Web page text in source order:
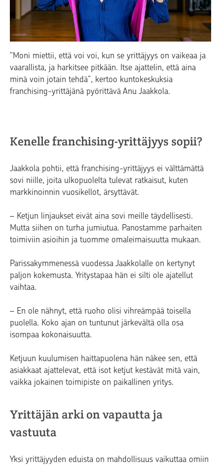
“Moni miettii, että voi voi, kun se yrittäjyys on vaikeaa ja
vaarallista, ja harkitsee pitkään. Itse ajattelin, että aina
minä voin jotain tehdä”, kertoo kuntokeskuksia
franchising-yrittäjänä pyörittävä Anu Jaakkola.
Kenelle franchising-yrittäjyys sopii?
Jaakkola pohtii, että franchising-yrittäjyys ei välttämättä
sovi niille, joita ulkopuolelta tulevat ratkaisut, kuten
markkinoinnin vuosikellot, ärsyttävät.
– Ketjun linjaukset eivät aina sovi meille täydellisesti.
Mutta siihen on turha jumiutua. Panostamme parhaiten
toimiviin asioihin ja tuomme omaleimaisuutta mukaan.
Parissakymmenessä vuodessa Jaakkolalle on kertynyt
paljon kokemusta. Yritystapaa hän ei silti ole ajatellut
vaihtaa.
– En ole nähnyt, että ruoho olisi vihreämpää toisella
puolella. Koko ajan on tuntunut järkevältä olla osa
isompaa kokonaisuutta.
Ketjuun kuulumisen haittapuolena hän näkee sen, että
asiakkaat ajattelevat, että isot ketjut kestävät mitä vain,
vaikka jokainen toimipiste on paikallinen yritys.
Yrittäjän arki on vapautta ja
vastuuta
Yksi yrittäjyyden eduista on mahdollisuus vaikuttaa omiin